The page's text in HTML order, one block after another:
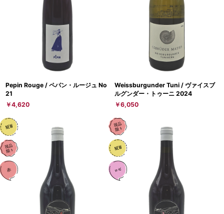
Pepin Rouge / ペパン・ルージュ No
21
￥4,620
Weissburgunder Tuni / ヴァイスブ
ルグンダー・トゥーニ 2024
￥6,050